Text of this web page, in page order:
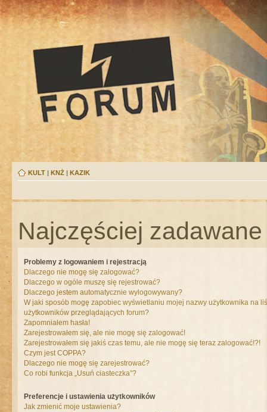
KULT | KNŻ | KAZIK
Najczęściej
Problemy z logowaniem i rejestracją
Dlaczego nie mogę się zalogować?
Dlaczego w ogóle muszę się rejestrować?
Dlaczego jestem automatycznie wylogowywany?
W jaki sposób mogę zapobiec wyświetlaniu mojej nazwy użytkownika na
użytkowników przeglądających forum?
Zapomniałem hasła!
Zarejestrowałem się, ale nie mogę się zalogować!
Zarejestrowałem się jakiś czas temu, ale nie mogę się teraz zalogować!?!
Czym jest COPPA?
Dlaczego nie mogę się zarejestrować?
Co robi funkcja „Usuń ciasteczka”?
Preferencje i ustawienia użytkowników
Jak zmienić moje ustawienia?